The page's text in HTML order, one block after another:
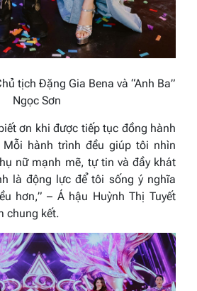
tịch Đặng Gia Bena và “Anh Ba”
Ngọc Sơn
ơn khi được tiếp tục đồng hành
hành trình đều giúp tôi nhìn
nữ mạnh mẽ, tự tin và đầy khát
là động lực để tôi sống ý nghĩa
hơn,” – Á hậu Huỳnh Thị Tuyết
chung kết.